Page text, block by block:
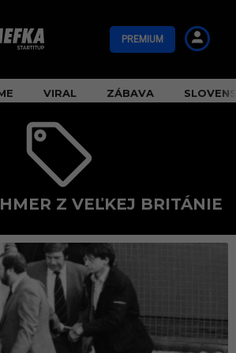
PREMIUM
VIRAL ZÁBAVA
Z VEĽKEJ BRITÁNIE